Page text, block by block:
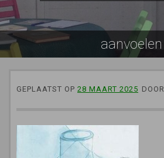
aanvoelen
GEPLAATST OP 28 MAART 2025 DOOR